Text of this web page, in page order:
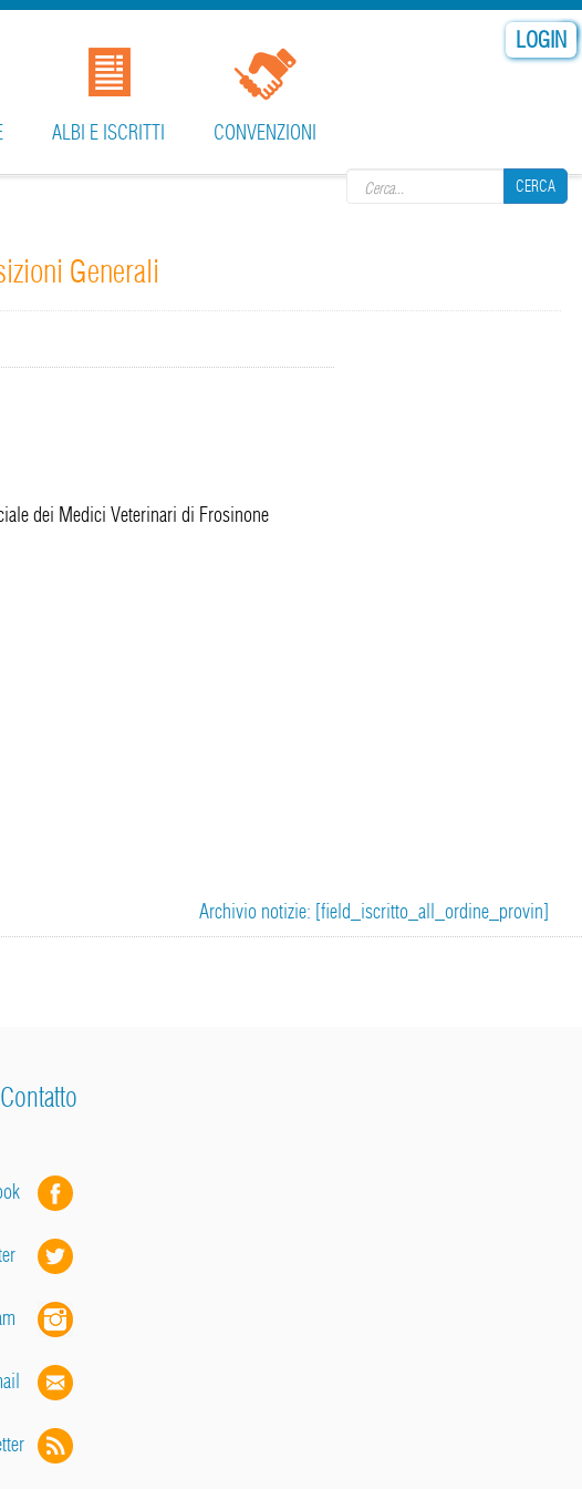
LOGIN
CERCA
CERCA
ALBI E ISCRITTI CONVENZIONI
Generali
dei Medici Veterinari di Frosinone
Archivio notizie: [field_iscritto_all_ordine_provin]